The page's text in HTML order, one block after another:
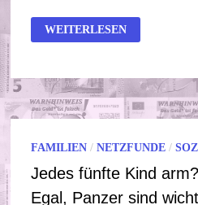
WANN
REISST D
ÜRGER?
WEITERLESEN
FAMILIEN /NETZFUNDE /
Jedes fünfte Kind
Egal, Panzer sind